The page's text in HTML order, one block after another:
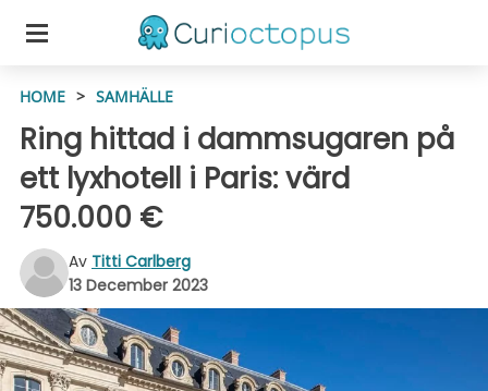
HOME > SAMHÄLLE
Ring hittad i dammsugaren på
ett lyxhotell i Paris: värd
750.000 €
Av Titti Carlberg
13 December 2023